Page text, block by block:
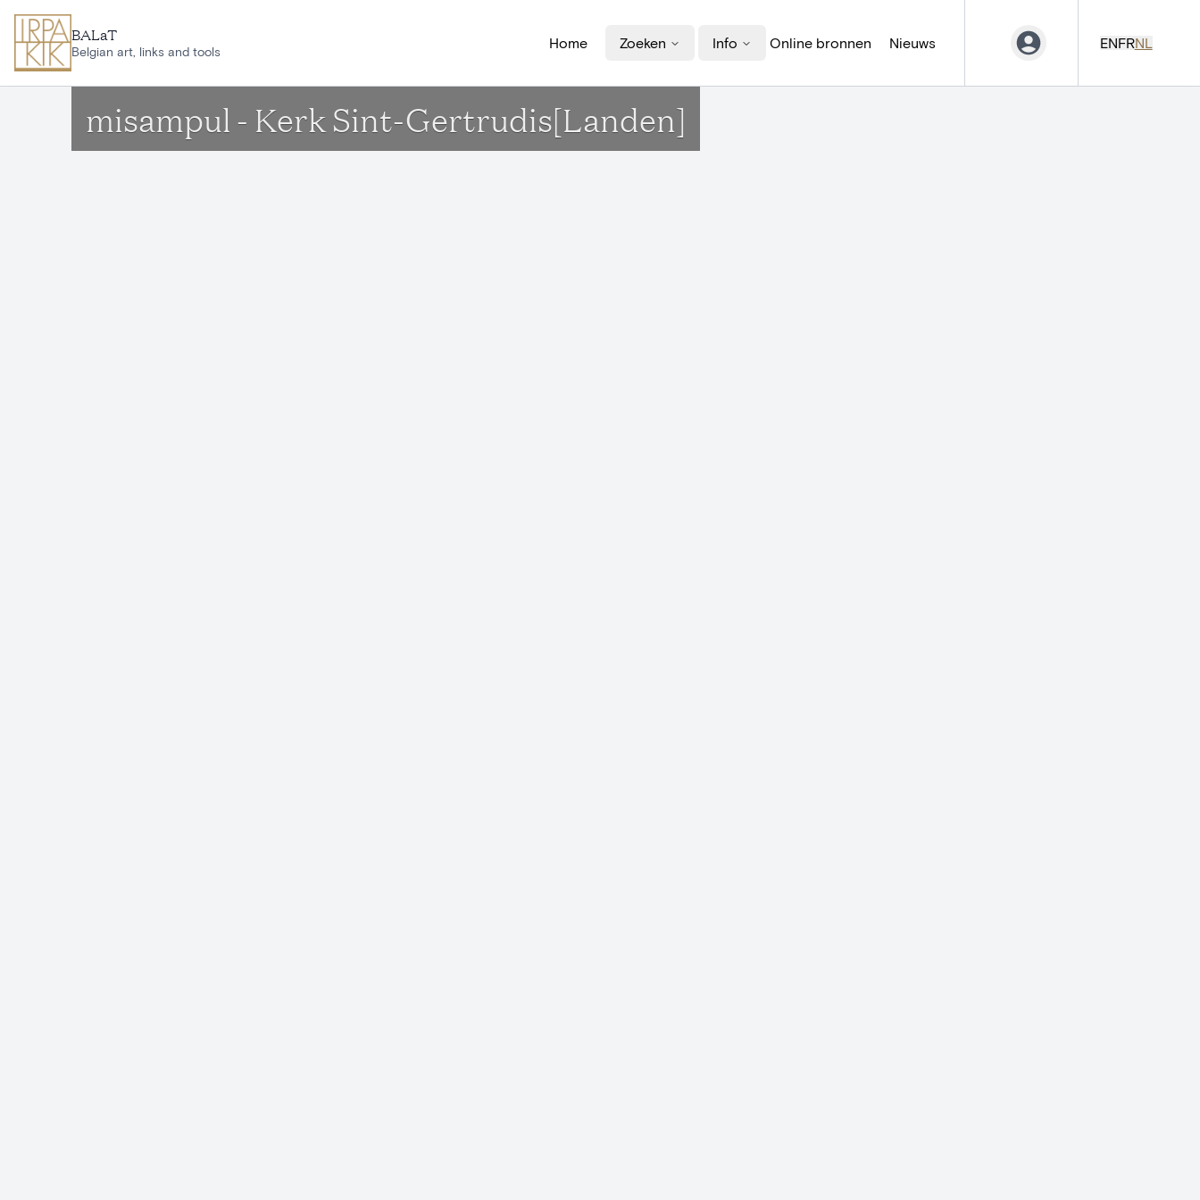
BALaT
Belgian art, links and tools
Home Zoeken Info Online bronnen Nieuws ENFRNL
misampul - Kerk Sint-Gertrudis[Landen]